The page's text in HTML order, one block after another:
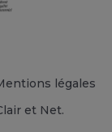
légales
et Net.